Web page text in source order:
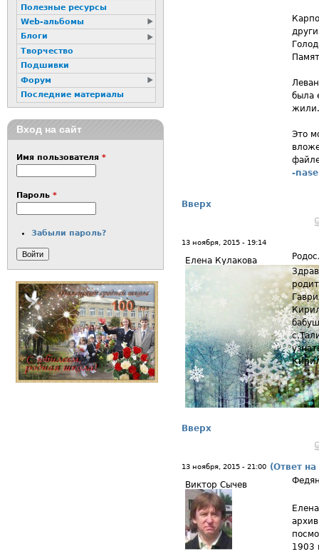
была
жили.
Это
-
Вверх
13 ноября, 2015 - 19:14
Елена Кулакова
Вверх
13 ноября, 2015 - 21:00 (Ответ
Виктор Сычев
1903
Полезные ресурсы
Web-альбомы
Блоги
Творчество
Подшивки
Форум
Последние материалы
Вход на сайт
Имя пользователя *
Пароль *
Забыли пароль?